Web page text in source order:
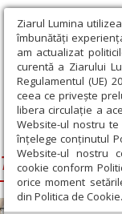
Ziarul Lumina
îmbunătăți
am actualizat
curentă a Ziarului
Regulamentul (UE)
ceea ce privește
libera circulație a
Website-ul nostru
înțelege conținutul
Website-ul nostru
cookie conform
orice moment
din Politica de Cookie.
Ziarul Lumina ›
Timotei,